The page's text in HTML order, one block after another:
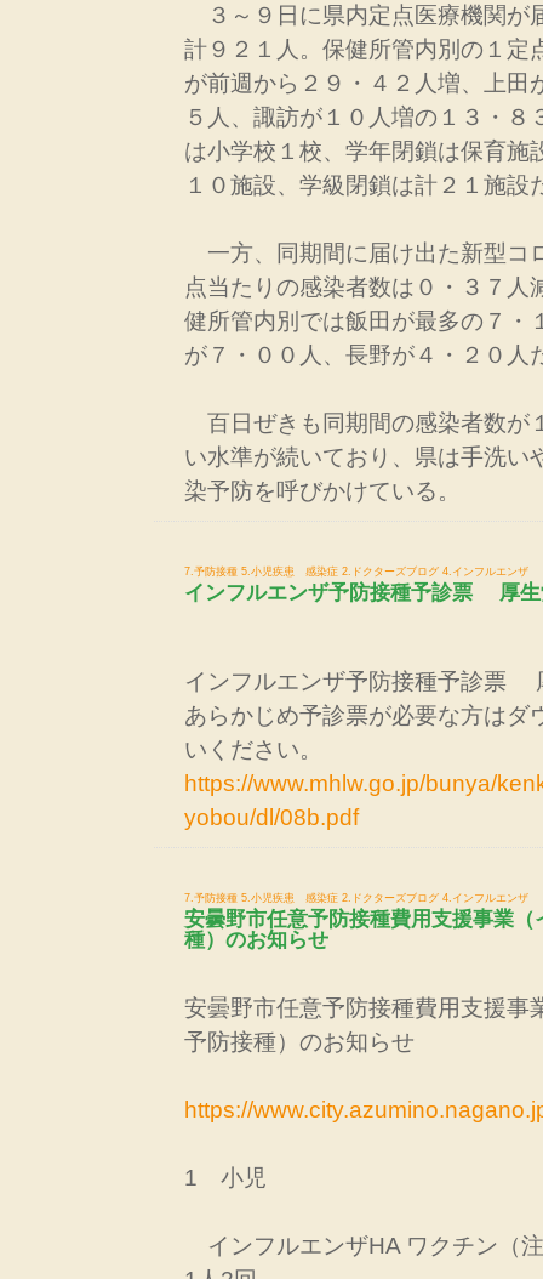
３～９日に県内定点医療機関が
計９２１人。保健所管内別の１定
が前週から２９・４２人増、上田
５人、諏訪が１０人増の１３・８
は小学校１校、学年閉鎖は保育施
１０施設、学級閉鎖は計２１施設
一方、同期間に届け出た新型コ
点当たりの感染者数は０・３７人
健所管内別では飯田が最多の７・
が７・００人、長野が４・２０人
百日ぜきも同期間の感染者数が
い水準が続いており、県は手洗い
染予防を呼びかけている。
7.予防接種 5.小児疾患 感染症 2.ドクターズブログ 4.インフルエンザ
インフルエンザ予防接種予診票 厚生
インフルエンザ予防接種予診票
あらかじめ予診票が必要な方はダ
いください。
https://www.mhlw.go.jp/bunya/
yobou/dl/08b.pdf
7.予防接種 5.小児疾患 感染症 2.ドクターズブログ 4.インフルエンザ
安曇野市任意予防接種費用支援事業
種）のお知らせ
安曇野市任意予防接種費用支援事
予防接種）のお知らせ
https://
1 小児
インフルエンザHA ワクチン（